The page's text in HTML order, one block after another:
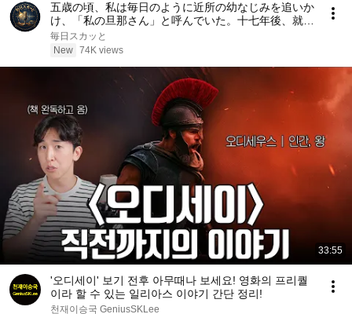
五歳の頃、私は毎日のように近所の幼なじみを追いか
け、「私の旦那さん」と呼んでいた。十七年後、就職
面接で社長室へ入ると、彼は私を見て微笑んだ。「妻
よ、まだ僕を覚えているか？」――
毎日スカッと
New 74K views
33:55
'오디세이' 보기 전후 아무때나 보세요! 영화의 프리퀄
이라 할 수 있는 일리아스 이야기 간단 정리!
천재이승국 GeniusSKLee